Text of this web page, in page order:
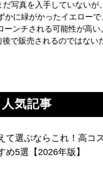
写真を入手していない
かに緑がかったイエロー
ーンチされる可能性が高
で販売されるのではな
人気記事
て選ぶならこれ！高コ
め5選【2026年版】